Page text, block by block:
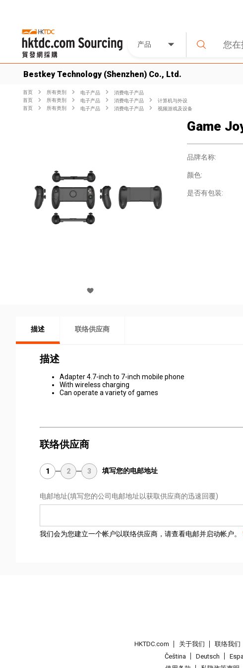
产品
Bestkey Technology (Shenzhen) Co., Ltd.
首页 所有类別 电子产品
消费电子产品
首页
所有类別 电子产品 消费电子产品
计算机与外设
首页
所有类別 电子产品 消费电子产品 视频游戏及设备
Game
品牌名称:
颜色:
是否有包装:
描述 联络供应商
描述
Adapter 4.7-inch to 7-inch mobile phone
With wireless charging
Can operate a variety of games
联络供应商
1 2 3 填写您的电邮地址
电邮地址(填写您的公司电邮地址以获取供应商的迅速回覆)
我们会为您建立一个帐户以联络供应商，请查看电邮并启动帐户。
HKTDC.com 关于我们 联络我们
Čeština
Deutsch